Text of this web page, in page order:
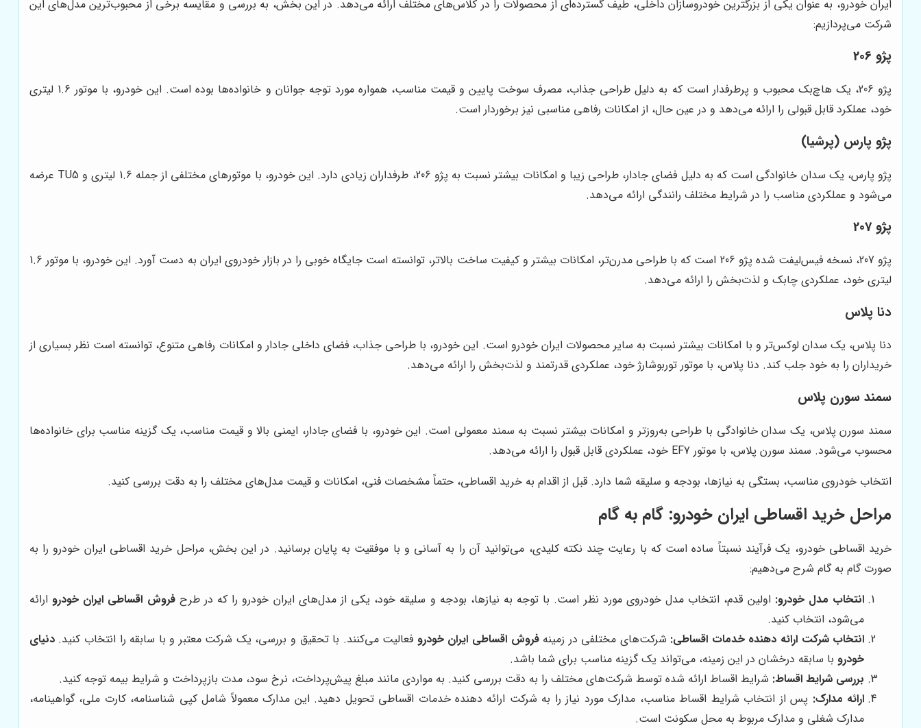
ایران خودرو، به عنوان یکی از بزرگترین خودروسازان داخلی، طیف گسترده‌ای از محصولات را در کلاس‌های مختلف ارائه می‌دهد. در این بخش، به بررسی و مقایسه برخی از محبوب‌ترین مدل‌های این
شرکت می‌پردازیم:
پژو 206
پژو 206، یک هاچ‌بک محبوب و پرطرفدار است که به دلیل طراحی جذاب، مصرف سوخت پایین و قیمت مناسب، همواره مورد توجه جوانان و خانواده‌ها بوده است. این خودرو، با موتور 1.6 لیتری
خود، عملکرد قابل قبولی را ارائه می‌دهد و در عین حال، از امکانات رفاهی مناسبی نیز برخوردار است.
پژو پارس (پرشیا)
پژو پارس، یک سدان خانوادگی است که به دلیل فضای جادار، طراحی زیبا و امکانات بیشتر نسبت به پژو 206، طرفداران زیادی دارد. این خودرو، با موتورهای مختلفی از جمله 1.6 لیتری و TU5 عرضه
می‌شود و عملکردی مناسب را در شرایط مختلف رانندگی ارائه می‌دهد.
پژو 207
پژو 207، نسخه فیس‌لیفت شده پژو 206 است که با طراحی مدرن‌تر، امکانات بیشتر و کیفیت ساخت بالاتر، توانسته است جایگاه خوبی را در بازار خودروی ایران به دست آورد. این خودرو، با موتور 1.6
لیتری خود، عملکردی چابک و لذت‌بخش را ارائه می‌دهد.
دنا پلاس
دنا پلاس، یک سدان لوکس‌تر و با امکانات بیشتر نسبت به سایر محصولات ایران خودرو است. این خودرو، با طراحی جذاب، فضای داخلی جادار و امکانات رفاهی متنوع، توانسته است نظر بسیاری از
خریداران را به خود جلب کند. دنا پلاس، با موتور توربوشارژ خود، عملکردی قدرتمند و لذت‌بخش را ارائه می‌دهد.
سمند سورن پلاس
سمند سورن پلاس، یک سدان خانوادگی با طراحی به‌روزتر و امکانات بیشتر نسبت به سمند معمولی است. این خودرو، با فضای جادار، ایمنی بالا و قیمت مناسب، یک گزینه مناسب برای خانواده‌ها
محسوب می‌شود. سمند سورن پلاس، با موتور EF7 خود، عملکردی قابل قبول را ارائه می‌دهد.
انتخاب خودروی مناسب، بستگی به نیازها، بودجه و سلیقه شما دارد. قبل از اقدام به خرید اقساطی، حتماً مشخصات فنی، امکانات و قیمت مدل‌های مختلف را به دقت بررسی کنید.
مراحل خرید اقساطی ایران خودرو: گام به گام
خرید اقساطی خودرو، یک فرآیند نسبتاً ساده است که با رعایت چند نکته کلیدی، می‌توانید آن را به آسانی و با موفقیت به پایان برسانید. در این بخش، مراحل خرید اقساطی ایران خودرو را به
صورت گام به گام شرح می‌دهیم:
انتخاب مدل خودرو: اولین قدم، انتخاب مدل خودروی مورد نظر است. با توجه به نیازها، بودجه و سلیقه خود، یکی از مدل‌های ایران خودرو را که در طرحفروش اقساطی ایران خودرو ارائه
می‌شود، انتخاب کنید.
انتخاب شرکت ارائه دهنده خدمات اقساطی: شرکت‌های مختلفی در زمینهفروش اقساطی ایران خودرو فعالیت می‌کنند. با تحقیق و بررسی، یک شرکت معتبر و با سابقه را انتخاب کنید.دنیای
خودرو با سابقه درخشان در این زمینه، می‌تواند یک گزینه مناسب برای شما باشد.
بررسی شرایط اقساط: شرایط اقساط ارائه شده توسط شرکت‌های مختلف را به دقت بررسی کنید. به مواردی مانند مبلغ پیش‌پرداخت، نرخ سود، مدت بازپرداخت و شرایط بیمه توجه کنید.
ارائه مدارک: پس از انتخاب شرایط اقساط مناسب، مدارک مورد نیاز را به شرکت ارائه دهنده خدمات اقساطی تحویل دهید. این مدارک معمولاً شامل کپی شناسنامه، کارت ملی، گواهینامه،
مدارک شغلی و مدارک مربوط به محل سکونت است.